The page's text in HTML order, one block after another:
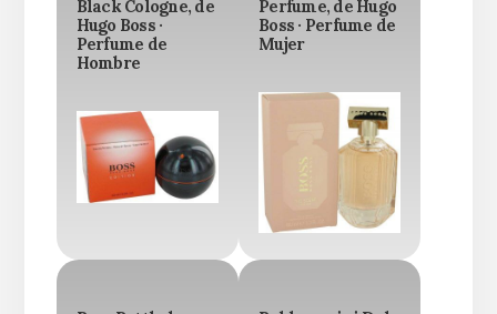
Black Cologne, de
Hugo Boss ·
Perfume de
Hombre
Perfume, de Hugo
Boss · Perfume de
Mujer